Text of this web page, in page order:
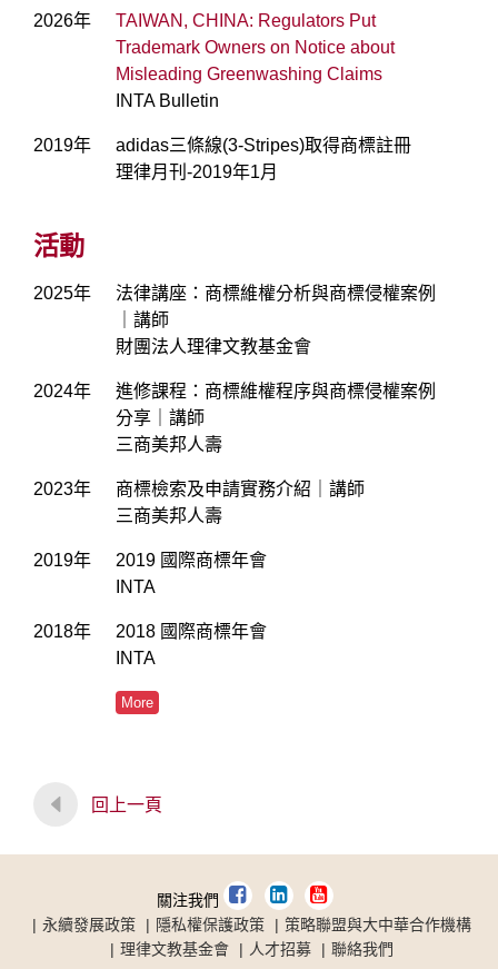
2026年
TAIWAN, CHINA: Regulators Put
Trademark Owners on Notice about
Misleading Greenwashing Claims
INTA Bulletin
2019年
adidas三條線(3-Stripes)取得商標註冊
理律月刊-2019年1月
活動
2025年
法律講座：商標維權分析與商標侵權案例
｜講師
財團法人理律文教基金會
2024年
進修課程：商標維權程序與商標侵權案例
分享｜講師
三商美邦人壽
2023年
商標檢索及申請實務介紹｜講師
三商美邦人壽
2019年
2019 國際商標年會
INTA
2018年
2018 國際商標年會
INTA
More
回上一頁
關注我們
永續發展政策
隱私權保護政策
策略聯盟與大中華合作機構
理律文教基金會
人才招募 聯絡我們